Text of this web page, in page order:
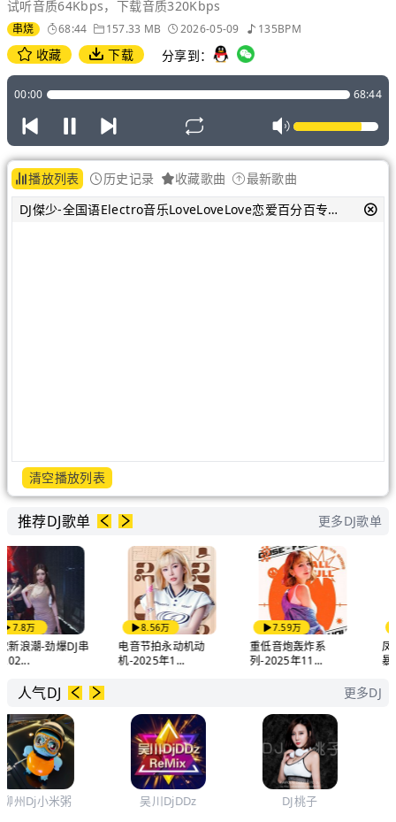
试听音质64Kbps，下载音质320Kbps
串烧 68:44 157.33 MB 2026-05-09 135BPM
收藏 下载 分享到：
00:00 68:44
播放列表 历史记录 收藏歌曲
最新歌曲
DJ傑少-全国语Electro音乐LoveLoveLove恋爱百分百专属串烧
清空播放列表
推荐DJ歌单 更多DJ歌单
-劲爆DJ串
8.56万
电音节拍永动机动
机-2025年1...
7.59万
重低音炮轰炸系
列-2025年11...
凤凰传
暴-DJ终
人气DJ 更多DJ
小米粥 吴川DjDDz DJ桃子